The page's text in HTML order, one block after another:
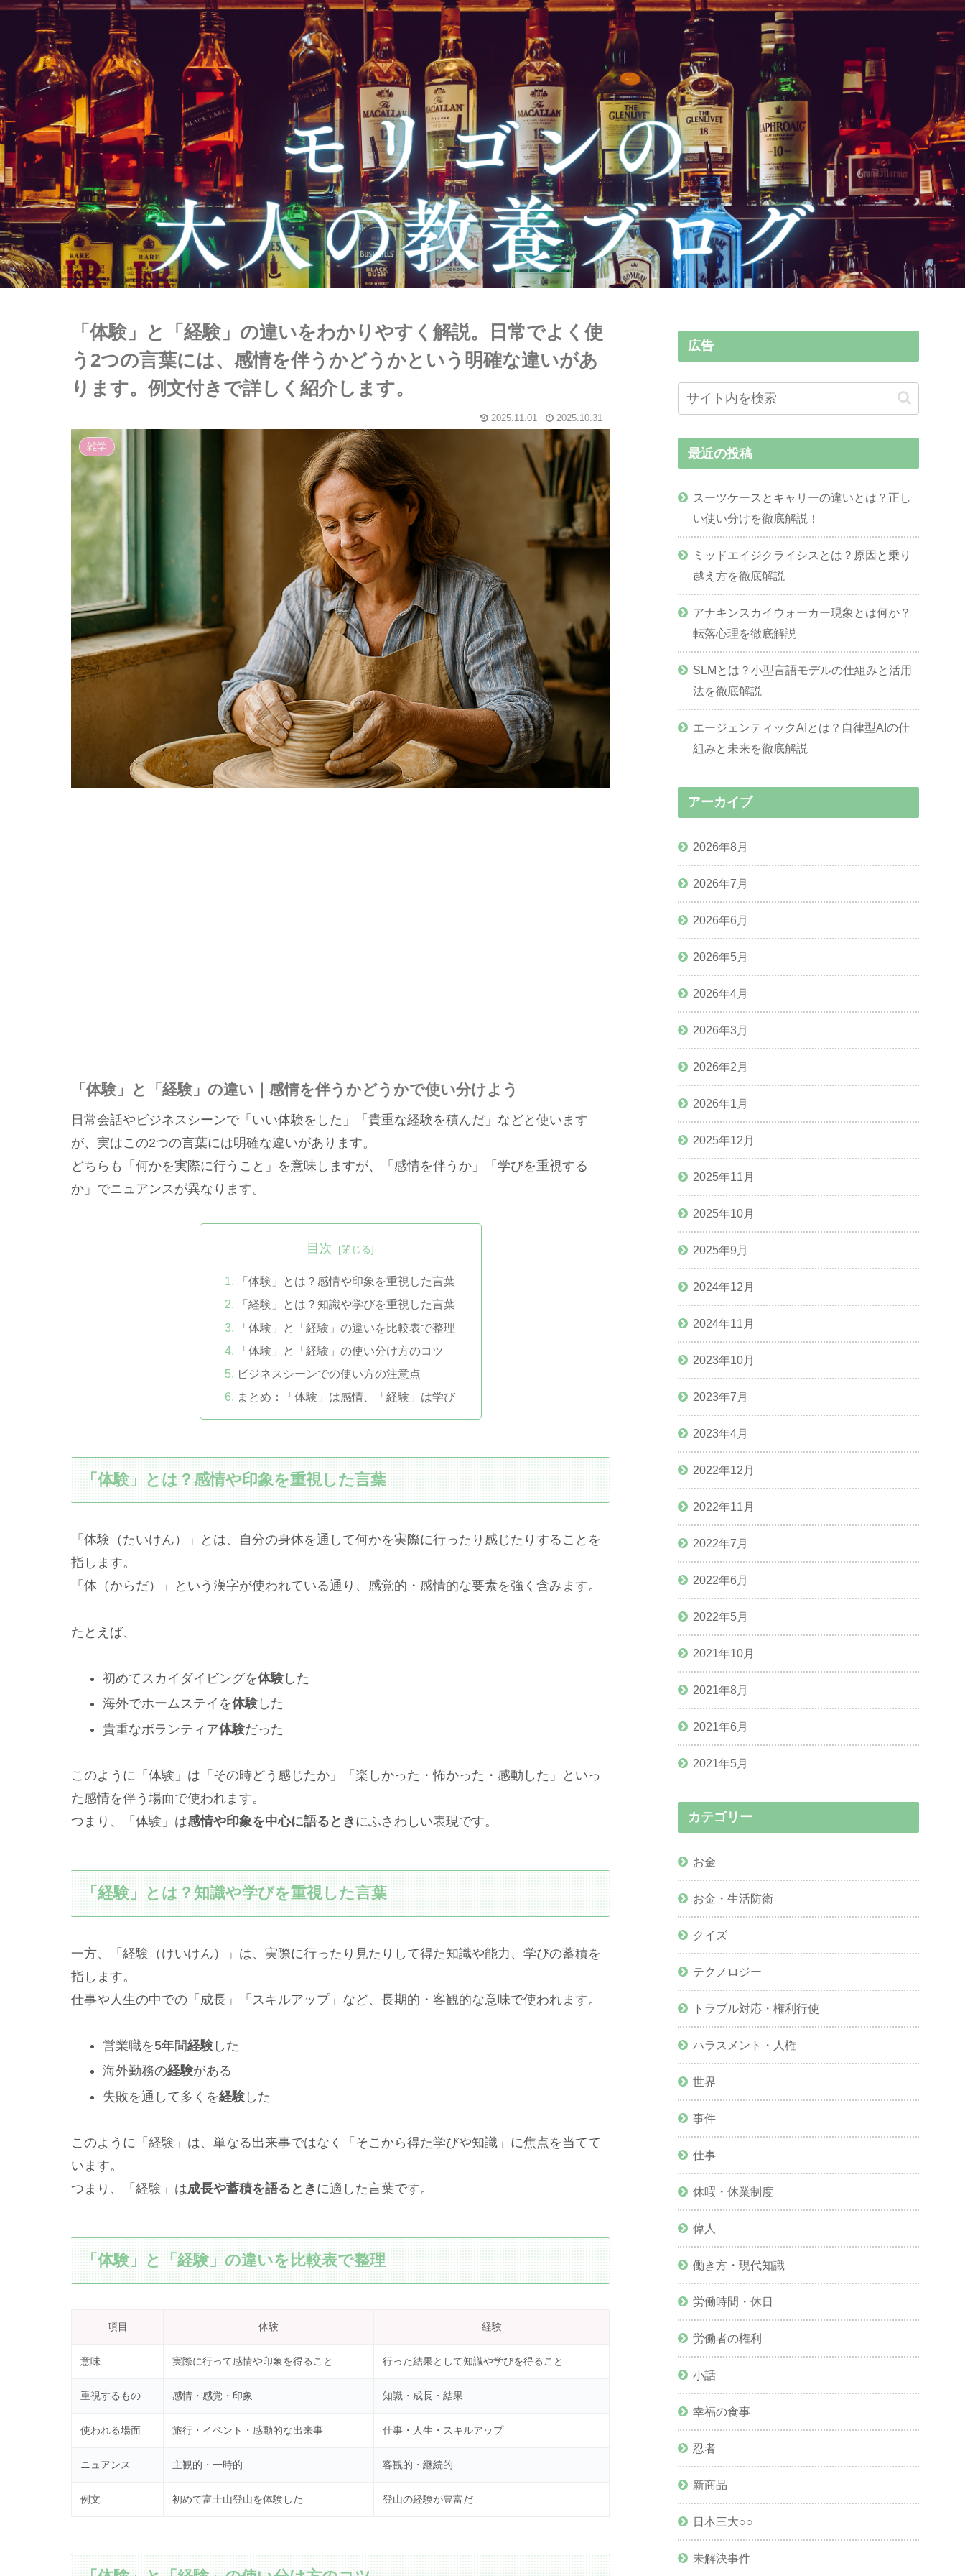
「体験」と「経験」の違いをわかりやすく解説。日常でよく使
う2つの言葉には、感情を伴うかどうかという明確な違いがあ
ります。例文付きで詳しく紹介します。
2025.11.01 2025.10.31
雑学
「体験」と「経験」の違い｜感情を伴うかどうかで使い分けよう
日常会話やビジネスシーンで「いい体験をした」「貴重な経験を積んだ」などと使います
が、実はこの2つの言葉には明確な違いがあります。
どちらも「何かを実際に行うこと」を意味しますが、「感情を伴うか」「学びを重視する
か」でニュアンスが異なります。
目次
「体験」とは？感情や印象を重視した言葉
「経験」とは？知識や学びを重視した言葉
「体験」と「経験」の違いを比較表で整理
「体験」と「経験」の使い分け方のコツ
ビジネスシーンでの使い方の注意点
まとめ：「体験」は感情、「経験」は学び
「体験」とは？感情や印象を重視した言葉
「体験（たいけん）」とは、自分の身体を通して何かを実際に行ったり感じたりすることを
指します。
「体（からだ）」という漢字が使われている通り、感覚的・感情的な要素を強く含みます。
たとえば、
初めてスカイダイビングを体験した
海外でホームステイを体験した
貴重なボランティア体験だった
このように「体験」は「その時どう感じたか」「楽しかった・怖かった・感動した」といっ
た感情を伴う場面で使われます。
つまり、「体験」は感情や印象を中心に語るとき にふさわしい表現です。
「経験」とは？知識や学びを重視した言葉
一方、「経験（けいけん）」は、実際に行ったり見たりして得た知識や能力、学びの蓄積を
指します。
仕事や人生の中での「成長」「スキルアップ」など、長期的・客観的な意味で使われます。
営業職を5年間経験した
海外勤務の経験がある
失敗を通して多くを経験した
このように「経験」は、単なる出来事ではなく「そこから得た学びや知識」に焦点を当てて
います。
つまり、「経験」は成長や蓄積を語るとき に適した言葉です。
「体験」と「経験」の違いを比較表で整理
項目 体験 経験
意味 実際に行って感情や印象を得ること 行った結果として知識や学びを得ること
重視するもの 感情・感覚・印象 知識・成長・結果
使われる場面 旅行・イベント・感動的な出来事 仕事・人生・スキルアップ
ニュアンス 主観的・一時的 客観的・継続的
例文 初めて富士山登山を体験した 登山の経験が豊富だ
広告
最近の投稿
スーツケースとキャリーの違いとは？正し
い使い分けを徹底解説！
ミッドエイジクライシスとは？原因と乗り
越え方を徹底解説
アナキンスカイウォーカー現象とは何か？
転落心理を徹底解説
SLMとは？小型言語モデルの仕組みと活用
法を徹底解説
エージェンティックAIとは？自律型AIの仕
組みと未来を徹底解説
アーカイブ
2026年8月
2026年7月
2026年6月
2026年5月
2026年4月
2026年3月
2026年2月
2026年1月
2025年12月
2025年11月
2025年10月
2025年9月
2024年12月
2024年11月
2023年10月
2023年7月
2023年4月
2022年12月
2022年11月
2022年7月
2022年6月
2022年5月
2021年10月
2021年8月
2021年6月
2021年5月
カテゴリー
お金
お金・生活防衛
クイズ
テクノロジー
トラブル対応・権利行使
ハラスメント・人権
世界
事件
仕事
休暇・休業制度
偉人
働き方・現代知識
労働時間・休日
労働者の権利
小話
幸福の食事
忍者
新商品
日本三大○○
未解決事件